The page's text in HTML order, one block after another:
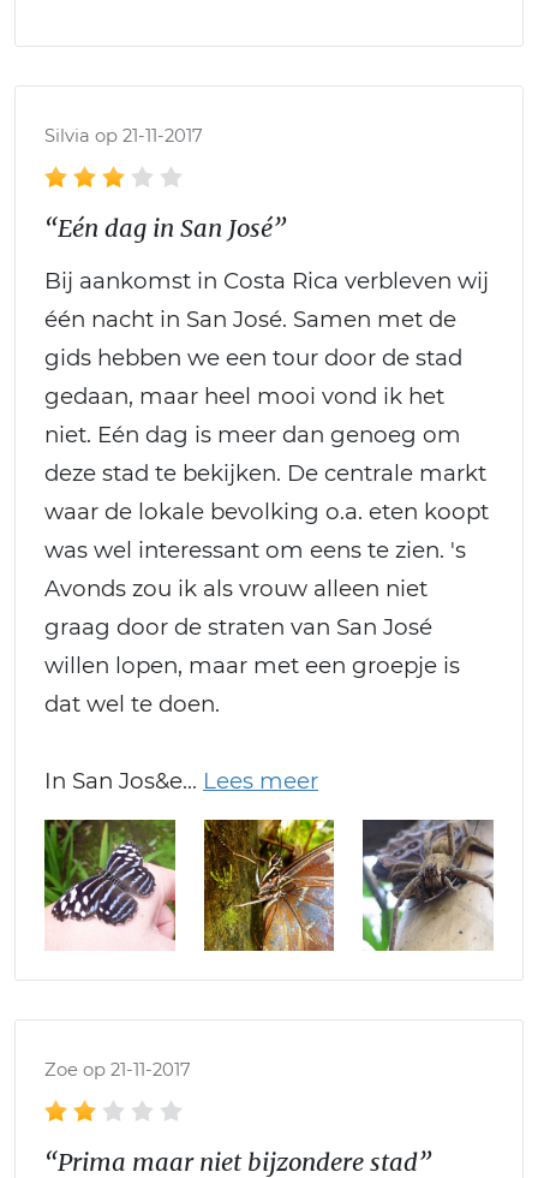
Silvia op 21-11-2017
“Eén dag in San José”
Bij aankomst in Costa Rica verbleven wij
één nacht in San José. Samen met de
gids hebben we een tour door de stad
gedaan, maar heel mooi vond ik het
niet. Eén dag is meer dan genoeg om
deze stad te bekijken. De centrale markt
waar de lokale bevolking o.a. eten koopt
was wel interessant om eens te zien. 's
Avonds zou ik als vrouw alleen niet
graag door de straten van San José
willen lopen, maar met een groepje is
dat wel te doen.
In San Jos&e
Zoe op 21-11-2017
“Prima maar niet bijzondere stad”